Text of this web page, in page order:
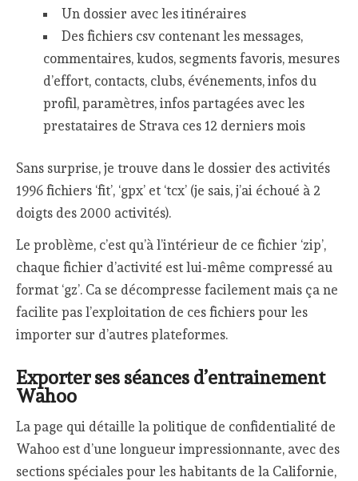
Un dossier avec les itinéraires
Des fichiers csv contenant les messages,
commentaires, kudos, segments favoris, mesures
d’effort, contacts, clubs, événements, infos du
profil, paramètres, infos partagées avec les
prestataires de Strava ces 12 derniers mois
Sans surprise, je trouve dans le dossier des activités
1996 fichiers ‘fit’, ‘gpx’ et ‘tcx’ (je sais, j’ai échoué à 2
doigts des 2000 activités).
Le problème, c’est qu’à l’intérieur de ce fichier ‘zip’,
chaque fichier d’activité est lui-même compressé au
format ‘gz’. Ca se décompresse facilement mais ça ne
facilite pas l’exploitation de ces fichiers pour les
importer sur d’autres plateformes.
Exporter ses séances d’entrainement
Wahoo
La page qui détaille la politique de confidentialité de
Wahoo est d’une longueur impressionnante, avec des
sections spéciales pour les habitants de la Californie,